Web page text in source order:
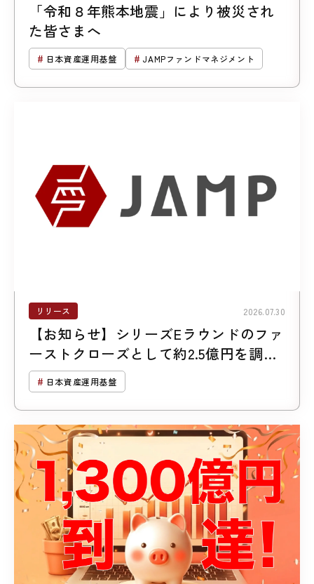
「令和８年熊本地震」により被災され
た皆さまへ
日本資産運用基盤 JAMPファンドマネジメント
リリース 2026.07.30
【お知らせ】シリーズEラウンドのファ
ーストクローズとして約2.5億円を調達
しました
日本資産運用基盤